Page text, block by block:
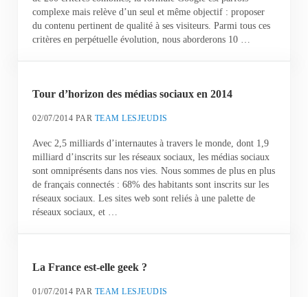
complexe mais relève d’un seul et même objectif : proposer
du contenu pertinent de qualité à ses visiteurs. Parmi tous ces
critères en perpétuelle évolution, nous aborderons 10 …
Tour d’horizon des médias sociaux en 2014
02/07/2014 PAR TEAM LESJEUDIS
Avec 2,5 milliards d’internautes à travers le monde, dont 1,9
milliard d’inscrits sur les réseaux sociaux, les médias sociaux
sont omniprésents dans nos vies. Nous sommes de plus en plus
de français connectés : 68% des habitants sont inscrits sur les
réseaux sociaux. Les sites web sont reliés à une palette de
réseaux sociaux, et …
La France est-elle geek ?
01/07/2014 PAR TEAM LESJEUDIS